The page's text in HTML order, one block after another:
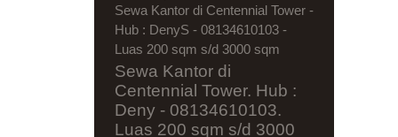
Sewa Kantor di Centennial Tower -
Hub : DenyS - 08134610103 -
Luas 200 sqm s/d 3000 sqm
Sewa Kantor di
Centennial Tower. Hub :
Deny - 08134610103.
Luas 200 sqm s/d 3000